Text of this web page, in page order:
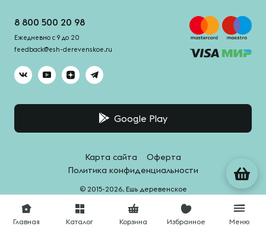
Главная Каталог Корзина Избранное Меню
8 800 500 20 98
Ежедневно с 9 до 20
feedback@esh-derevenskoe.ru
Google Play
© 2015-2026. Ешь деревенское
Карта сайта
Оферта
Политика конфиденциальности
Система качества - HACCPro